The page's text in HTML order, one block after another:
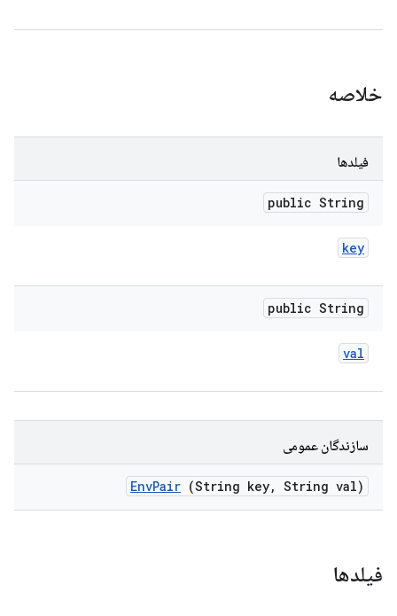
خلاصه
فیلدها
public String
key
public String
val
سازندگان عمومی
EnvPair (String key, String val)
فیلدها